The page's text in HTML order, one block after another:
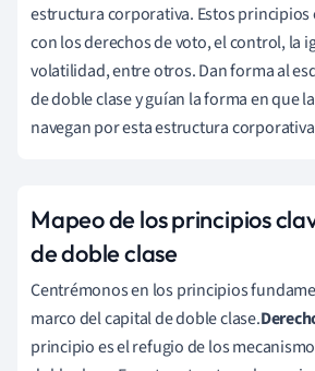
estructura corporativa. Estos
con los derechos de voto, el control, la
volatilidad, entre otros. Dan forma al
de doble clase y guían la forma en que
navegan por esta estructura
Mapeo de los principios
de doble clase
Centrémonos en los principios
marco del capital de doble clase.
principio es el refugio de los